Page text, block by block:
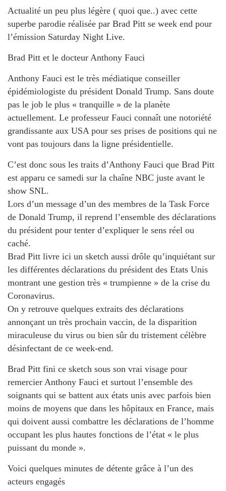
Actualité un peu plus légère ( quoi que..) avec cette
superbe parodie réalisée par Brad Pitt se week end pour
l’émission Saturday Night Live.
Brad Pitt et le docteur Anthony Fauci
Anthony Fauci est le très médiatique conseiller
épidémiologiste du président Donald Trump. Sans doute
pas le job le plus « tranquille » de la planète
actuellement. Le professeur Fauci connaît une notoriété
grandissante aux USA pour ses prises de positions qui ne
vont pas toujours dans la ligne présidentielle.
C’est donc sous les traits d’Anthony Fauci que Brad Pitt
est apparu ce samedi sur la chaîne NBC juste avant le
show SNL.
Lors d’un message d’un des membres de la Task Force
de Donald Trump, il reprend l’ensemble des déclarations
du président pour tenter d’expliquer le sens réel ou
caché.
Brad Pitt livre ici un sketch aussi drôle qu’inquiétant sur
les différentes déclarations du président des Etats Unis
montrant une gestion très « trumpienne » de la crise du
Coronavirus.
On y retrouve quelques extraits des déclarations
annonçant un très prochain vaccin, de la disparition
miraculeuse du virus ou bien sûr du tristement célèbre
désinfectant de ce week-end.
Brad Pitt fini ce sketch sous son vrai visage pour
remercier Anthony Fauci et surtout l’ensemble des
soignants qui se battent aux états unis avec parfois bien
moins de moyens que dans les hôpitaux en France, mais
qui doivent aussi combattre les déclarations de l’homme
occupant les plus hautes fonctions de l’état « le plus
puissant du monde ».
Voici quelques minutes de détente grâce à l’un des
acteurs engagés